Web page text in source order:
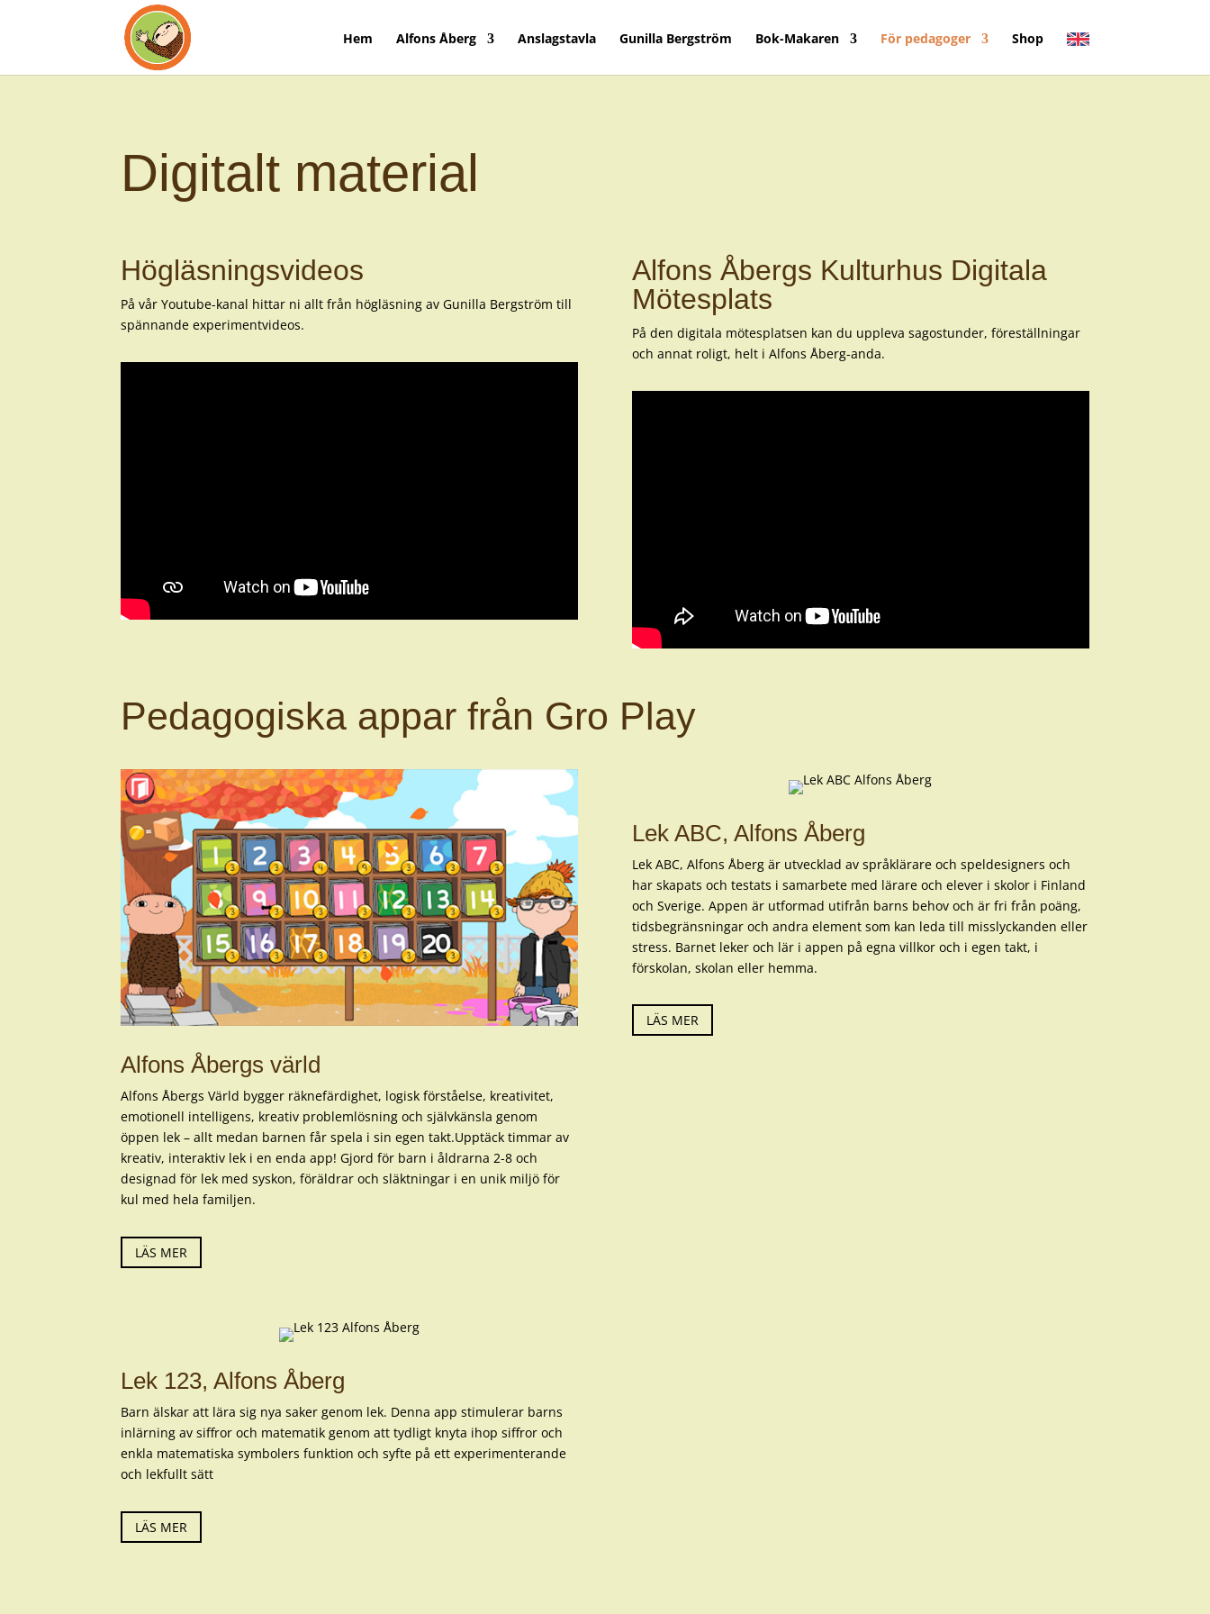
Hem Alfons Åberg Anslagstavla Gunilla Bergström Bok-Makaren För pedagoger Shop
Digitalt material
Högläsningsvideos
På vår Youtube-kanal hittar ni allt från högläsning av Gunilla Bergström till
spännande experimentvideos.
Alfons Åbergs Kulturhus Digitala
Mötesplats
På den digitala mötesplatsen kan du uppleva sagostunder, föreställningar
och annat roligt, helt i Alfons Åberg-anda.
Pedagogiska appar från Gro Play
Alfons Åbergs värld
Alfons Åbergs Värld bygger räknefärdighet, logisk förståelse, kreativitet,
emotionell intelligens, kreativ problemlösning och självkänsla genom
öppen lek – allt medan barnen får spela i sin egen takt.Upptäck timmar av
kreativ, interaktiv lek i en enda app! Gjord för barn i åldrarna 2-8 och
designad för lek med syskon, föräldrar och släktningar i en unik miljö för
kul med hela familjen.
LÄS MER
Lek ABC, Alfons Åberg
Lek ABC, Alfons Åberg är utvecklad av språklärare och speldesigners och
har skapats och testats i samarbete med lärare och elever i skolor i Finland
och Sverige. Appen är utformad utifrån barns behov och är fri från poäng,
tidsbegränsningar och andra element som kan leda till misslyckanden eller
stress. Barnet leker och lär i appen på egna villkor och i egen takt, i
förskolan, skolan eller hemma.
LÄS MER
Lek 123, Alfons Åberg
Barn älskar att lära sig nya saker genom lek. Denna app stimulerar barns
inlärning av siffror och matematik genom att tydligt knyta ihop siffror och
enkla matematiska symbolers funktion och syfte på ett experimenterande
och lekfullt sätt
LÄS MER